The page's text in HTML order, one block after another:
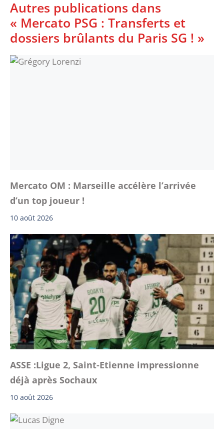
Autres publications dans
« Mercato PSG : Transferts et
dossiers brûlants du Paris SG ! »
Mercato OM : Marseille accélère l’arrivée
d’un top joueur !
10 août 2026
ASSE :Ligue 2, Saint-Etienne impressionne
déjà après Sochaux
10 août 2026